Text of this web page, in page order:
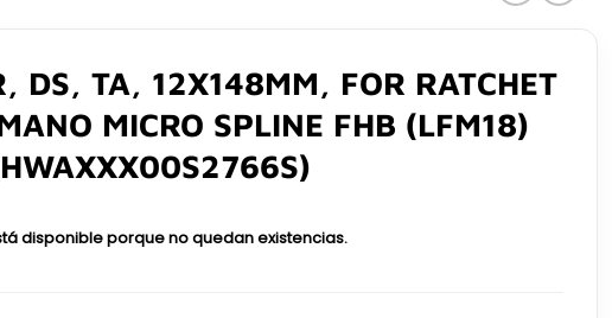
DS, TA, 12X148MM, FOR RATCHET
MICRO SPLINE FHB (LFM18)
disponible porque no quedan existencias.